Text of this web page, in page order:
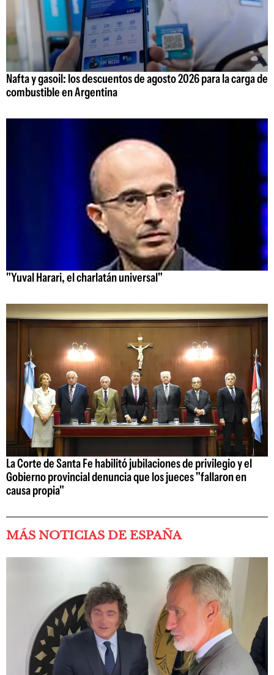
Nafta y gasoil: los descuentos de agosto 2026 para la carga de
combustible en Argentina
"Yuval Harari, el charlatán universal"
La Corte de Santa Fe habilitó jubilaciones de privilegio y el
Gobierno provincial denuncia que los jueces "fallaron en
causa propia"
MÁS NOTICIAS DE ESPAÑA